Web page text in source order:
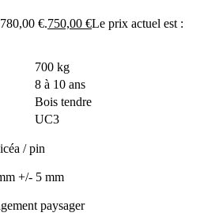
€.750,00 €Le prix actuel est :
700 kg
8 à 10 ans
Bois tendre
UC3
/ pin
+/- 5 mm
paysager